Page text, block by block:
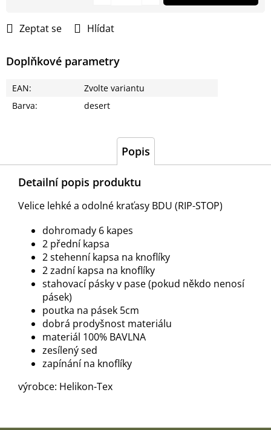
Zeptat se Hlídat
Doplňkové parametry
EAN:
Zvolte variantu
Barva: desert
Popis
Detailní popis produktu
Velice lehké a odolné kraťasy BDU (RIP-STOP)
dohromady 6 kapes
2 přední kapsa
2 stehenní kapsa na knoflíky
2 zadní kapsa na knoflíky
stahovací pásky v pase (pokud někdo nenosí
pásek)
poutka na pásek 5cm
dobrá prodyšnost materiálu
materiál 100% BAVLNA
zesílený sed
zapínání na knoflíky
výrobce: Helikon-Tex